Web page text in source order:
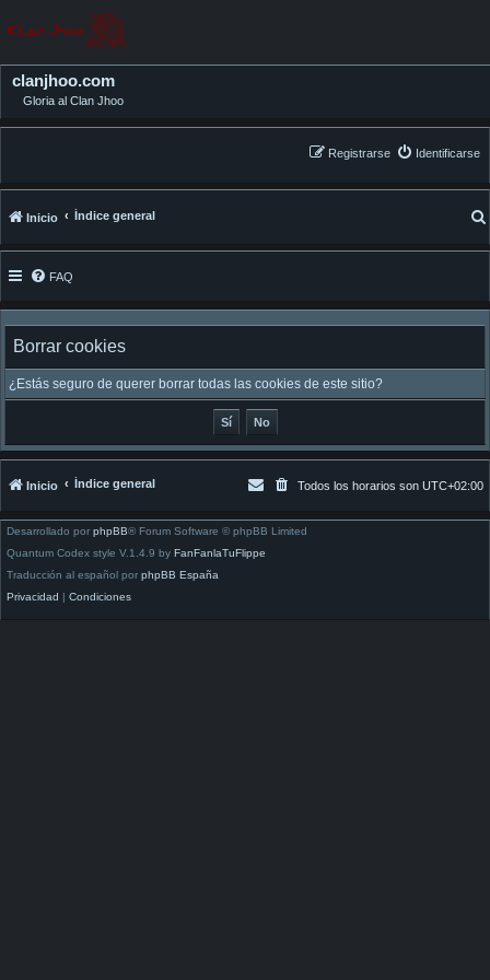
clanjhoo.com
Gloria al Clan Jhoo
Identificarse
Registrarse
Inicio Índice general
FAQ
Borrar cookies
¿Estás seguro de querer borrar todas las cookies de este sitio?
Inicio Índice general Todos los horarios son UTC+02:00
Desarrollado por phpBB® Forum Software © phpBB Limited
Quantum Codex style V.1.4.9 by FanFanlaTuFlippe
Traducción al español por phpBB España
Privacidad
Condiciones